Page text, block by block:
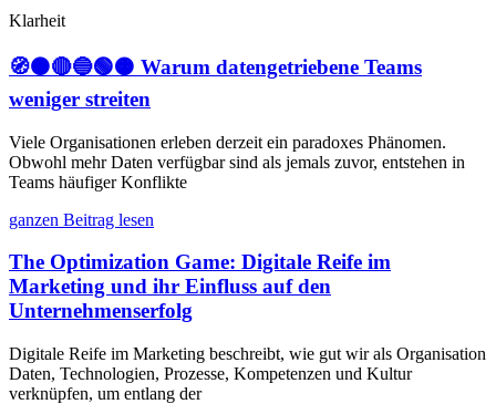
Klarheit
🧭⚫🔴🔵🟢🟠 Warum datengetriebene Teams
weniger streiten
Viele Organisationen erleben derzeit ein paradoxes Phänomen.
Obwohl mehr Daten verfügbar sind als jemals zuvor, entstehen in
Teams häufiger Konflikte
ganzen Beitrag lesen
The Optimization Game: Digitale Reife im
Marketing und ihr Einfluss auf den
Unternehmenserfolg
Digitale Reife im Marketing beschreibt, wie gut wir als Organisation
Daten, Technologien, Prozesse, Kompetenzen und Kultur
verknüpfen, um entlang der